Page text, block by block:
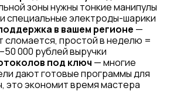
зоны нужны тонкие манипулы
специальные электроды-шарики
в вашем регионе —
сломается, простой в неделю =
000 рублей выручки
под ключ — многие
дают готовые программы для
это экономит время мастера